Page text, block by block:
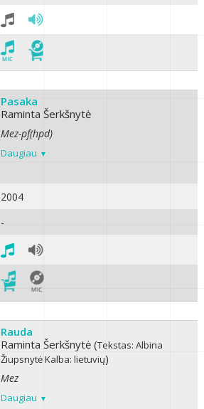
Pasaka
Raminta Šerkšnytė
Mez-pf(hpd)
Daugiau
2004
-
Rauda
Raminta Šerkšnytė (Tekstas: Albina
ŽiupsnytėKalba: lietuvių)
Mez
Daugiau